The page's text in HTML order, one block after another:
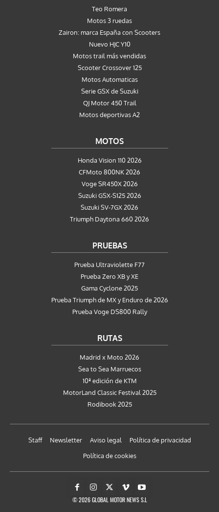
Teo Romera
Motos 3 ruedas
Zairon: marca España con Scooters
Nuevo HJC Y10
Motos trail más vendidas
Scooter Crossover 125
Motos Automaticas
Serie GSX de Suzuki
QJ Motor 450 Trail
Motos deportivas A2
MOTOS
Honda Vision 110 2026
CFMoto 800NK 2026
Voge SR450X 2026
Suzuki GSX-S125 2026
Suzuki SV-7GX 2026
Triumph Daytona 660 2026
PRUEBAS
Prueba Ultraviolette F77
Prueba Zero XB y XE
Gama Cyclone 2025
Prueba Triumph de MX y Enduro de 2026
Prueba Voge DS800 Rally
RUTAS
Madrid x Moto 2026
Sea to Sea Marruecos
10ª edición de KTM
MotorLand Classic Festival 2025
Rodibook 2025
Staff Newsletter Aviso legal
Política de privacidad
Política de cookies
© 2026 GLOBAL MOTOR NEWS S.L